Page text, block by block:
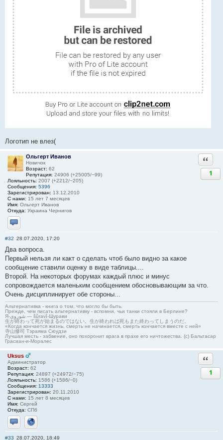
Логотип не влез(
Ольгерт Иванов
Новичок
Возраст: 62
Репутация: 24906 (+25005/−99)
Лояльность: 2007 (+2212/−205)
Сообщения: 5396
Зарегистрирован: 13.12.2010
С нами: 15 лет 7 месяцев
Имя: Ольгерт Иванов
Откуда: Украина Чернигов
Отправить личное сообщение
1
#32 28.07.2020, 17:20
Два вопроса.
Первый нельзя ли какт о сделать чтоб было видно за какое
сообщение ставили оценку в виде таблицы....
Второй. На некоторых форумах каждый плюс и минус
сопровождается маленьким сообщением обосновывающим за что.
Очень дисциплинирует обе стороны...
Альтернативка - книга о том, что могло бы быть.
Прежде, чем писать альтернативку - вспомни, чьи танки стояли в Берлине?
Я-شوروی — šûravî-Шурави
生が終わって死が始まるのではない。生が終われば死もまた終わってしまうのだ。
«Когда кончается жизнь, смерть не начинается, смерть кончается вместе с ней»
寺山修司 Тэраяма Сюудзи
Лучшая месть - забвение, оно похоронит врага в прахе его ничтожества. (с) Бальтасар
Грасиан-и-Моралес
Uksus
Администратор
Возраст: 62
Репутация: 24897 (+24972/−75)
Лояльность: 1586 (+1586/−0)
Сообщения: 13333
Зарегистрирован: 20.11.2010
С нами: 15 лет 8 месяцев
Имя: Сергей
Откуда: СПб
Отправить личное сообщение
Сайт
1
#33 28.07.2020, 18:49